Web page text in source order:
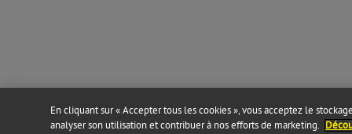
En cliquant sur « Accepter tous les cookies », vous acceptez le
analyser son utilisation et contribuer à nos efforts de marketing.